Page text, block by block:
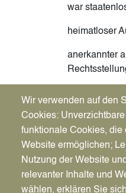
war
heimatloser
anerkannter
Maßgeblich
bestand bzw.
verstorbene
Berlin
Wir verwenden auf den
Cookies:
funktionale Cookies, die
Website ermöglichen;
Nutzung der Website
relevanter Inhalte und
wählen, erklären Sie